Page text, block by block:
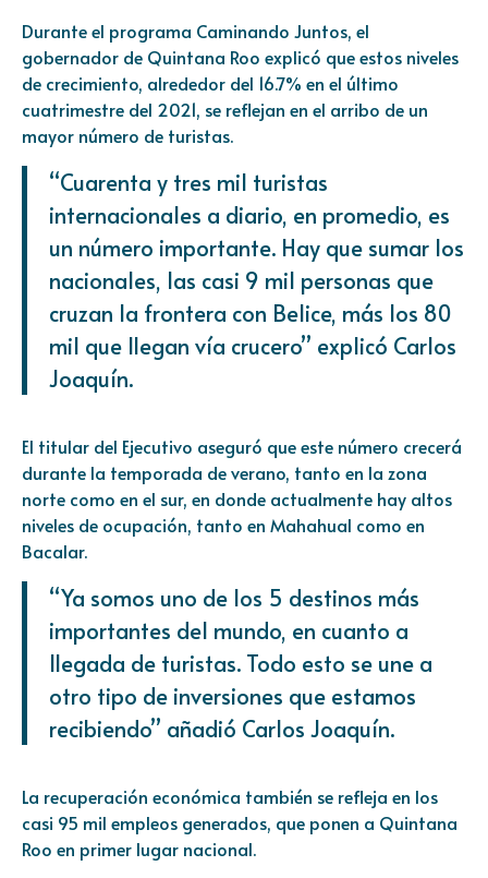
Durante el programa Caminando Juntos, el
gobernador de Quintana Roo explicó que estos niveles
de crecimiento, alrededor del 16.7% en el último
cuatrimestre del 2021, se reflejan en el arribo de un
mayor número de turistas.
“Cuarenta y tres mil turistas
internacionales a diario, en promedio, es
un número importante. Hay que sumar los
nacionales, las casi 9 mil personas que
cruzan la frontera con Belice, más los 80
mil que llegan vía crucero” explicó Carlos
Joaquín.
El titular del Ejecutivo aseguró que este número crecerá
durante la temporada de verano, tanto en la zona
norte como en el sur, en donde actualmente hay altos
niveles de ocupación, tanto en Mahahual como en
Bacalar.
“Ya somos uno de los 5 destinos más
importantes del mundo, en cuanto a
llegada de turistas. Todo esto se une a
otro tipo de inversiones que estamos
recibiendo” añadió Carlos Joaquín.
La recuperación económica también se refleja en los
casi 95 mil empleos generados, que ponen a Quintana
Roo en primer lugar nacional.